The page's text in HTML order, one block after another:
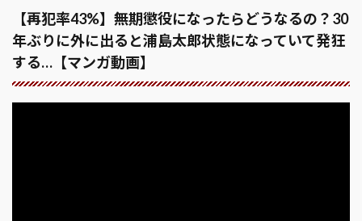
【再犯率43%】無期懲役になったらどうなるの？30
年ぶりに外に出ると浦島太郎状態になっていて発狂
する…【マンガ動画】